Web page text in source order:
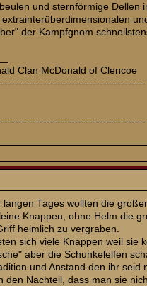
und sternförmige
extrainterüberdimensionalen
der Kampfgnom
Clan McDonald of Clencoe
Tages wollten die
Knappen, ohne Helm die
heimlich zu vergraben.
sich viele Knappen weil sie
aber die Schunkelelfen
und Anstand den ihr
den Nachteil, dass man sie